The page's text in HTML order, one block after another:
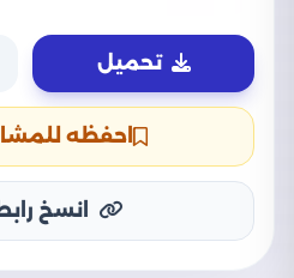
تحميل
احفظه
انسخ